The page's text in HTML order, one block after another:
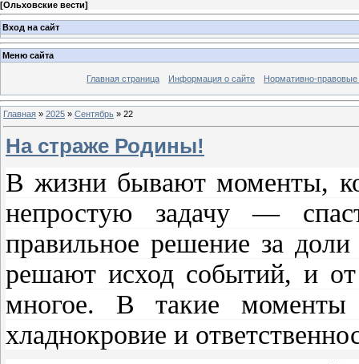
[Ольховские вести]
Вход на сайт
Меню сайта
Главная страница Информация о сайте Нормативно-правовые
Главная » 2025 » Сентябрь » 22
На страже Родины!
В жизни бывают моменты,
непростую задачу —
правильное решение за
решают исход событий, и
многое. В такие моменты
хладнокровие и